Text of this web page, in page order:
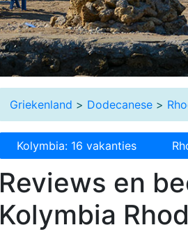
Griekenland > Dodecanese >
Kolymbia: 16 vakanties
Reviews en
Kolymbia